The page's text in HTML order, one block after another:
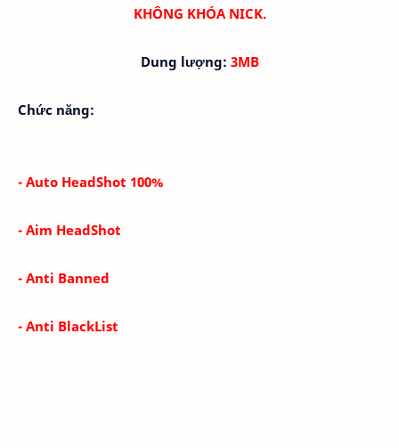
KHÔNG KHÓA NICK.
Dung lượng: 3MB
Chức năng:
- Auto HeadShot 100%
- Aim HeadShot
- Anti Banned
- Anti BlackList